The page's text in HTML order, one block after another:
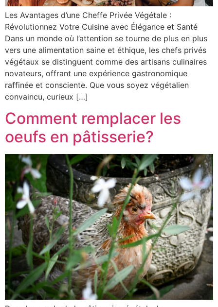
Les Avantages d’une Cheffe Privée Végétale :
Révolutionnez Votre Cuisine avec Élégance et Santé
Dans un monde où l’attention se tourne de plus en plus
vers une alimentation saine et éthique, les chefs privés
végétaux se distinguent comme des artisans culinaires
novateurs, offrant une expérience gastronomique
raffinée et consciente. Que vous soyez végétalien
convaincu, curieux […]
Comment remplacer les
oeufs en pâtisserie?